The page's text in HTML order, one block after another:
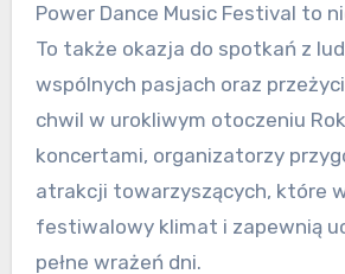
Power Dance Music Festival to
To także okazja do spotkań z
wspólnych pasjach oraz
chwil w urokliwym otoczeniu
koncertami, organizatorzy
atrakcji towarzyszących, które
festiwalowy klimat i zapewnią
pełne wrażeń dni.